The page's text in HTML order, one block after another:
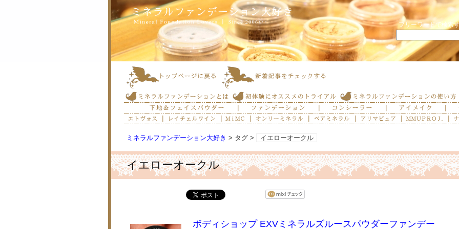
フリーワードで検索
ミネラルファンデーション大好き > タグ > イエローオークル
イエローオークル
ボディショップ EXVミネラルズルースパウダーファンデー